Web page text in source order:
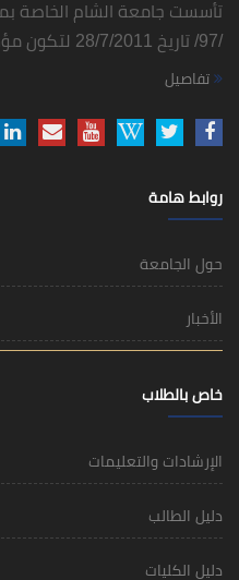
تأسست جامعة الشام الخاصة
تفاصيل
روابط هامة
حول الجامعة
الأخبار
خاص بالطلاب
الإرشادات والتعليمات
دليل الطالب
دليل الكليات